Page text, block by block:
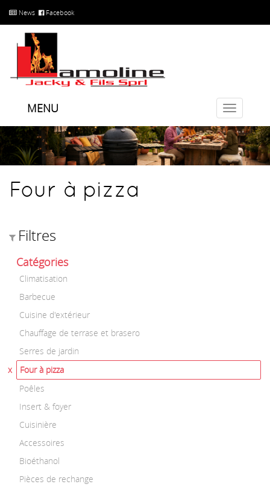
News Facebook
Toggle
MENU
Four à pizza
Filtres
Catégories
Climatisation
Barbecue
Cuisine d'extérieur
Chauffage de terrase et brasero
Serres de jardin
Four à pizza
Poêles
Insert & foyer
Cuisinière
Accessoires
Bioéthanol
Pièces de rechange